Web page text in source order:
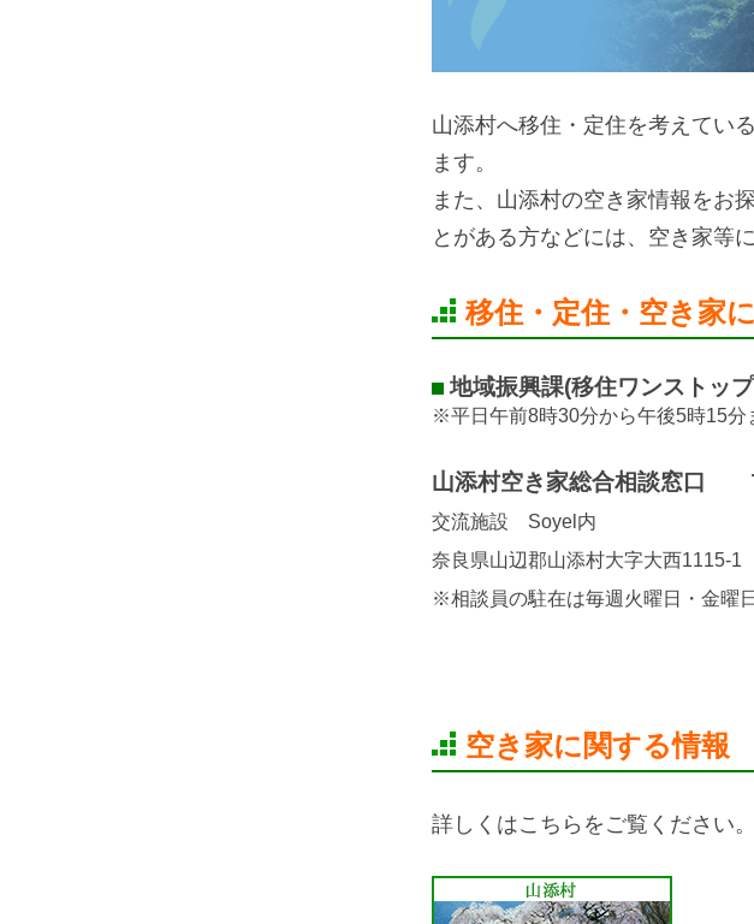
山添村へ移住・定住を考えてい
ます。
また、山添村の空き家情報をお
とがある方などには、空き家等
移住・定住・空き家
地域振興課(移住ワンスト
※平日午前8時30分から午後5時15分
山添村空き家総合相談窓口
交流施設 Soyel内
奈良県山辺郡山添村大字大西1115-1
※相談員の駐在は毎週火曜日・金曜
空き家に関する情報
詳しくはこちらをご覧ください。